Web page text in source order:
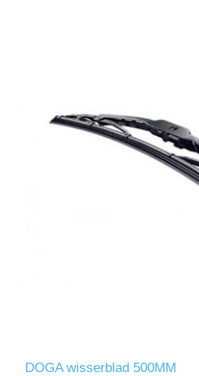
DOGA wisserblad 500MM